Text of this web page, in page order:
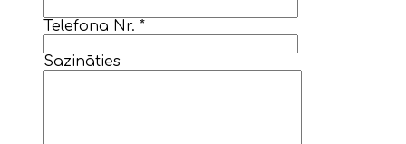
Telefona Nr. *
Sazināties